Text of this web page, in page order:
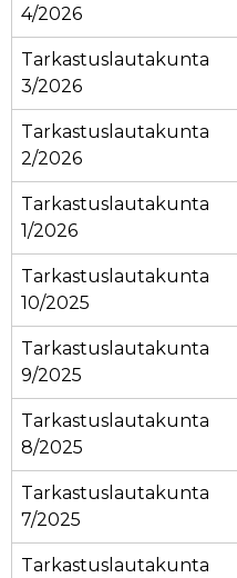
4/2026
Tarkastuslautakunta
3/2026
Tarkastuslautakunta
2/2026
Tarkastuslautakunta
1/2026
Tarkastuslautakunta
10/2025
Tarkastuslautakunta
9/2025
Tarkastuslautakunta
8/2025
Tarkastuslautakunta
7/2025
Tarkastuslautakunta